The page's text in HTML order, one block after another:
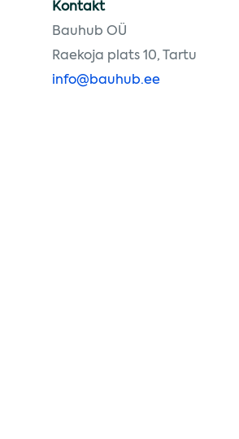
Kontakt
Bauhub OÜ
Raekoja plats 10, Tartu
info@bauhub.ee